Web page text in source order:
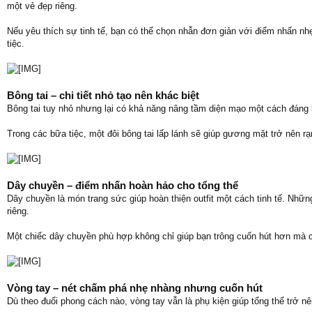
một vẻ đẹp riêng.
Nếu yêu thích sự tinh tế, bạn có thể chọn nhẫn đơn giản với điểm nhấn
tiệc.
Bông tai – chi tiết nhỏ tạo nên khác biệt
Bông tai tuy nhỏ nhưng lại có khả năng nâng tầm diện mạo một cách
Trong các bữa tiệc, một đôi bông tai lấp lánh sẽ giúp gương mặt trở nên
Dây chuyền – điểm nhấn hoàn hảo cho tổng thể
Dây chuyền là món trang sức giúp hoàn thiện outfit một cách tinh tế.
riêng.
Một chiếc dây chuyền phù hợp không chỉ giúp bạn trông cuốn hút hơn
Vòng tay – nét chấm phá nhẹ nhàng nhưng cuốn hút
Dù theo đuổi phong cách nào, vòng tay vẫn là phụ kiện giúp tổng thể trở